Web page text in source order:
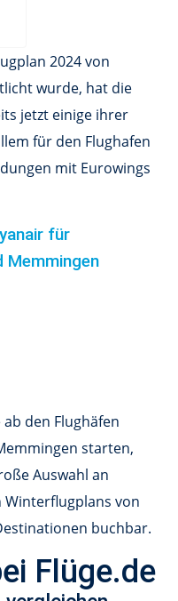
2024 von
wurde, hat die
jetzt einige ihrer
für den Flughafen
mit Eurowings
für
Memmingen
den Flughäfen
starten,
Auswahl an
Winterflugplans von
buchbar.
Flüge.de